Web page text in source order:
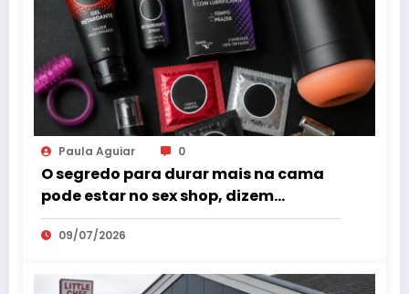
Paula Aguiar 0
O segredo para durar mais na cama
pode estar no sex shop, dizem
especialistas em saúde sexual
09/07/2026